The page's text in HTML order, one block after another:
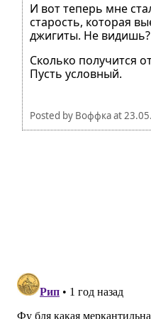
И вот теперь мне
старость, которая
джигиты. Не видишь?
Сколько получится
Пусть условный.
Posted by Воффкаat